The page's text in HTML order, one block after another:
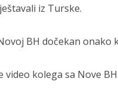
iz Turske.
BH dočekan onako
video kolega sa Nove BH.